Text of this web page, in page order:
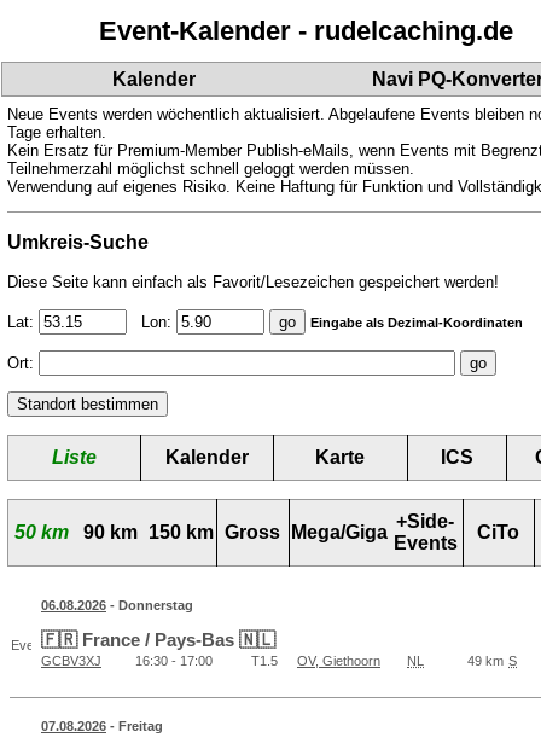
Event-Kalender - rudelcaching.de
Kalender Navi PQ-
Neue Events werden wöchentlich aktualisiert. Abgelaufene Events bleiben
Tage erhalten.
Kein Ersatz für Premium-Member Publish-eMails, wenn Events mit
Teilnehmerzahl möglichst schnell geloggt werden müssen.
Verwendung auf eigenes Risiko. Keine Haftung für Funktion und
Umkreis-Suche
Diese Seite kann einfach als Favorit/Lesezeichen gespeichert werden!
Lat: Lon: Eingabe als Dezimal-Koordinaten
Ort:
Liste Kalender Karte ICS
50 km 90 km 150 km Gross Mega/Giga
+Side-
Events
CiTo
06.08.2026 - Donnerstag
🇫🇷 France / Pays-Bas 🇳🇱
GCBV3XJ 16:30 - 17:00 T1.5 OV, Giethoorn NL 49 km S
07.08.2026 - Freitag